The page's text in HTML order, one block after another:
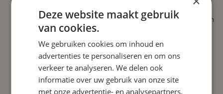
Je kunt moeiteloos schakelen tussen de verschillende rollen
van een toezichthouder: het bewaken van afstand, het
vervullen van de werkgeversrol voor het bestuur en
betrokken zijn als adviseur.
Je beschikt over een proactieve en positief kritisch
ingestelde houding.
Deze website maakt gebruik
van cookies.
We gebruiken cookies om inhoud en
advertenties te personaliseren en om ons
verkeer te analyseren. We delen ook
informatie over uw gebruik van onze site
met onze advertentie- en analysepartners,